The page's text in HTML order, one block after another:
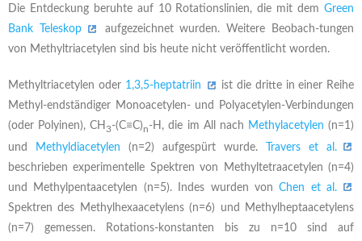
Die Entdeckung beruhte auf 10 Rotationslinien, die mit dem Green
Bank Teleskop
aufgezeichnet wurden. Weitere Beobach-tungen
von Methyltriacetylen sind bis heute nicht veröffentlicht worden.
Methyltriacetylen oder 1,3,5-heptatriin
ist die dritte in einer Reihe
Methyl-endständiger Monoacetylen- und Polyacetylen-Verbindungen
(oder Polyinen), CH 3-(C≡C)n-H, die im All nach Methylacetylen (n=1)
und
Methyldiacetylen (n=2) aufgespürt wurde.
Travers et al.
beschrieben experimentelle Spektren von Methyltetraacetylen (n=4)
und Methylpentaacetylen (n=5). Indes wurden vonChen et al.
Spektren des Methylhexaacetylens (n=6) und Methylheptaacetylens
(n=7) gemessen. Rotations-konstanten bis zu n=10 sind auf